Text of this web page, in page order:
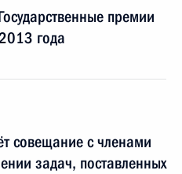
премии
года
совещание с членами
задач, поставленных